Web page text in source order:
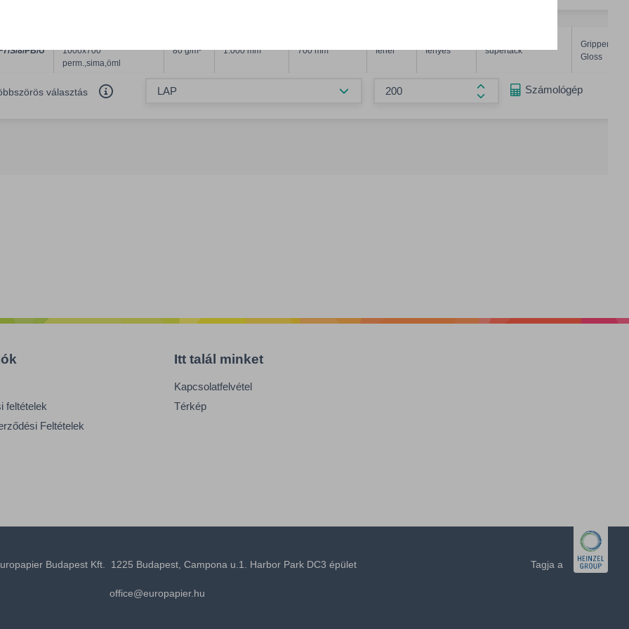
S/8/PB/U
1000x700
perm.,sima,öml
80 g/m² 1.000 mm 700 mm fehér fényes supertack
Gripper
Gloss
választás
Összeg növelése
Számológép
feltételek
Feltételek
Itt talál minket
Kapcsolatfelvétel
Térkép
Budapest Kft. 1225 Budapest, Campona u.1. Harbor Park DC3 épület
office@europapier.hu
Tagja a